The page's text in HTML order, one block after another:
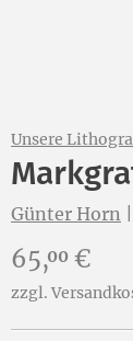
Unsere
Günter Horn
Preis:
65,00 €
zzgl.